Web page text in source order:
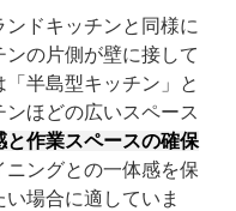
ドキッチンと同様に
の片側が壁に接して
半島型キッチン」と
ほどの広いスペース
と作業スペースの確保
ングとの一体感を保
場合に適していま